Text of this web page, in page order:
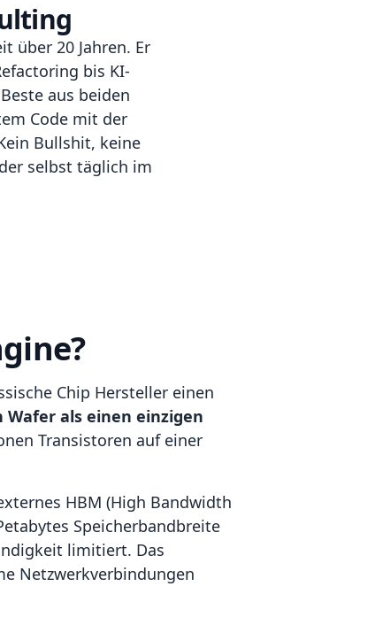
über 20 Jahren. Er
bis KI-
aus beiden
Code mit der
Bullshit, keine
selbst täglich im
Chip Hersteller einen
Wafer als einen einzigen
Transistoren auf einer
HBM (High Bandwidth
Speicherbandbreite
limitiert. Das
Netzwerkverbindungen